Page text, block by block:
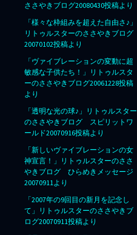
ささやきブログ20080430投稿より
「様々な枠組みを超えた自由さ♪」
リトゥルスターのささやきブログ
20070102投稿より
「ヴァイブレーションの変動に超
敏感な子供たち！」リトゥルスタ
ーのささやきブログ20061228投稿
より
「透明な光の球♪」リトゥルスター
のささやきブログ スピリットワ
ールド20070916投稿より
「新しいヴァイブレーションの女
神宣言！」リトゥルスターのささ
やきブログ ひらめきメッセージ
20070911より
「2007年の9回目の新月を記念し
て」リトゥルスターのささやきブ
ログ20070911投稿より